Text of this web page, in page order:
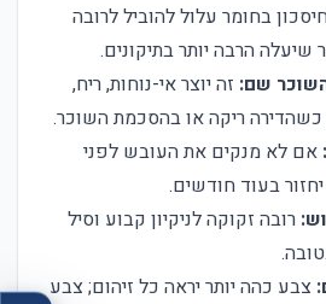
חיסכון בחומר עלול להוביל לרובה
הרבה יותר בתיקונים.
שם: זה יוצר אי-נוחות, ריח,
ריקה או בהסכמת השוכר.
אם לא מנקים את העובש לפני
בעוד חודשים.
רובה זקוקה לניקיון קבוע וסיל
צבע כהה יותר יראה כל זיהום; צבע